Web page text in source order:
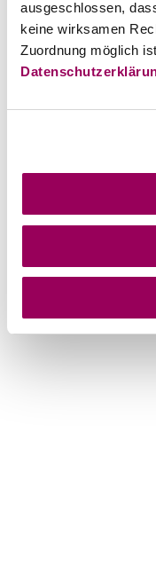
ausgeschlossen,
keine wirksamen
Zuordnung möglich